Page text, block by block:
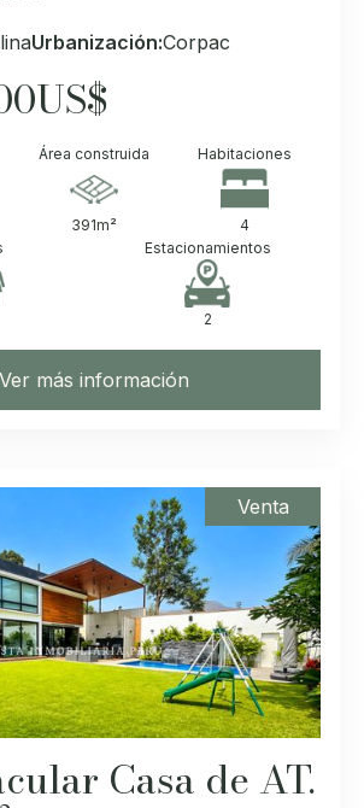
Urbanización:Corpac
US$
Área construida
391m²
Habitaciones
4
Estacionamientos
2
Ver más información
Venta
Casa de AT.